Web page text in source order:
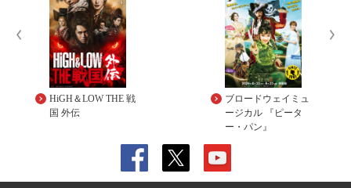
HiGH＆LOW THE 戦
国 外伝
ブロードウェイミュ
ージカル 『ピータ
ー・パン』